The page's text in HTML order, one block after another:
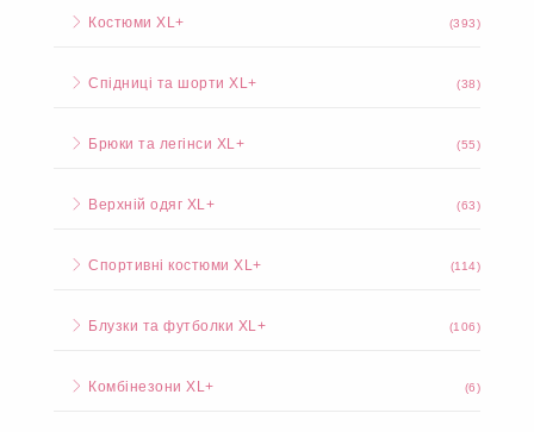
Костюми XL+ (393)
Спідниці та шорти XL+ (38)
Брюки та легінси XL+ (55)
Верхній одяг XL+ (63)
Спортивні костюми XL+ (114)
Блузки та футболки XL+ (106)
Комбінезони XL+ (6)